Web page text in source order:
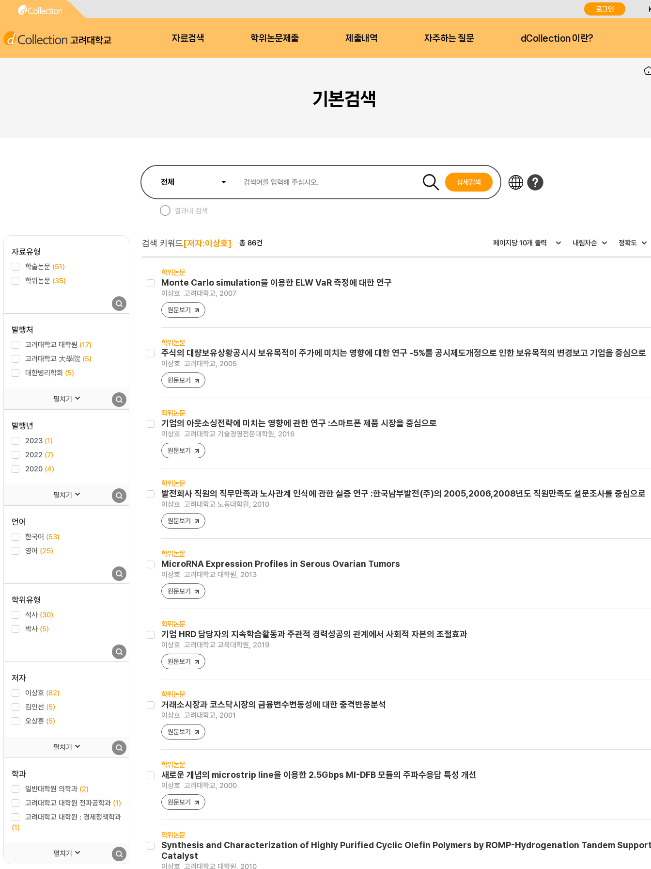
로그인
고려대학교 자료검색 학위논문제출 제출내역 자주하는 질문 dCollection 이란?
기본검색
상세검색
결과내 검색
자료유형
학술논문 (51)
학위논문 (35)
발행처
고려대학교 대학원 (17)
고려대학교 大學院 (5)
대한병리학회 (5)
펼치기
발행년
2023 (1)
2022 (7)
2020 (4)
펼치기
언어
한국어 (53)
영어 (25)
학위유형
석사 (30)
박사 (5)
저자
이상호 (82)
김인선 (5)
오상훈 (5)
펼치기
학과
일반대학원 의학과 (2)
고려대학교 대학원 전파공학과 (1)
고려대학교 대학원 : 경제정책학과
(1)
펼치기
검색 키워드[저자:이상호] 총 86건
학위논문
Monte Carlo simulation을 이용한 ELW VaR 측정에 대한 연구
이상호 고려대학교, 2007
원문보기
학위논문
주식의 대량보유상황공시시 보유목적이 주가에 미치는 영향에 대한 연구 -5%룰 공시제도개정으로 인한 보유목적의 변경보고 기업을 중심으로
이상호 고려대학교, 2005
원문보기
학위논문
기업의 아웃소싱전략에 미치는 영향에 관한 연구 :스마트폰 제품 시장을 중심으로
이상호 고려대학교 기술경영전문대학원, 2016
원문보기
학위논문
발전회사 직원의 직무만족과 노사관계 인식에 관한 실증 연구 :한국남부발전(주)의 2005,2006,2008년도 직원만족도 설문조사를 중심으로
이상호 고려대학교 노동대학원, 2010
원문보기
학위논문
MicroRNA Expression Profiles in Serous Ovarian Tumors
이상호 고려대학교 대학원, 2013
원문보기
학위논문
기업 HRD 담당자의 지속학습활동과 주관적 경력성공의 관계에서 사회적 자본의 조절효과
이상호 고려대학교 교육대학원, 2019
원문보기
학위논문
거래소시장과 코스닥시장의 금융변수변동성에 대한 충격반응분석
이상호 고려대학교, 2001
원문보기
학위논문
새로운 개념의 microstrip line을 이용한 2.5Gbps MI-DFB 모듈의 주파수응답 특성 개선
이상호 고려대학교, 2000
원문보기
학위논문
Synthesis and Characterization of Highly Purified Cyclic Olefin Polymers by ROMP-Hydrogenation Tandem
Catalyst
이상호 고려대학교 대학원, 2010